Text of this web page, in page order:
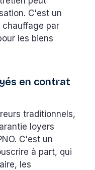
C'est un
chauffage par
les biens
en contrat
traditionnels,
loyers
C'est un
à part, qui
les